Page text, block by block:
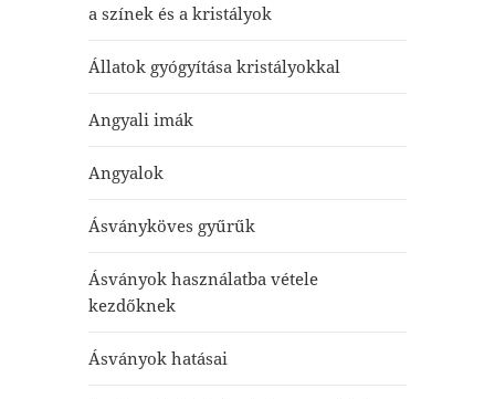
a színek és a kristályok
Állatok gyógyítása kristályokkal
Angyali imák
Angyalok
Ásványköves gyűrűk
Ásványok használatba vétele
kezdőknek
Ásványok hatásai